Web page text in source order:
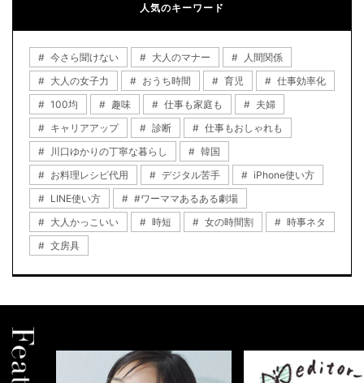
人気のキーワード
今さら聞けない 大人のマナー
人間関係
大人の女子力
おうち時間 育児
仕事効率化
100均
趣味 仕事も家庭も
夫婦
キャリアアップ
診断
仕事もおしゃれも
川口ゆかりの丁寧な暮らし
韓国
お料理レシピ代用
デジタル苦手
iPhone使い方
LINE使い方
#ワーママあるある劇場
大人かっこいい
時短 女の時間割
時事ネタ
文房具